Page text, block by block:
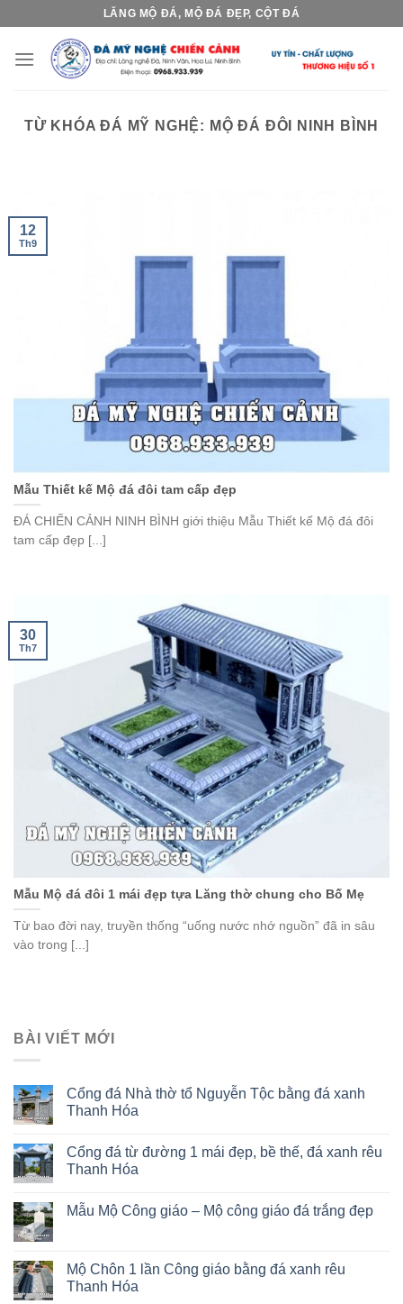
content
LĂNG MỘ ĐÁ, MỘ ĐÁ ĐẸP, CỘT ĐÁ
TỪ KHÓA ĐÁ MỸ NGHỆ: MỘ ĐÁ ĐÔI NINH BÌNH
Mẫu Thiết kế Mộ đá đôi tam cấp đẹp
ĐÁ CHIẾN CẢNH NINH BÌNH giới thiệu Mẫu Thiết kế Mộ đá đôi
tam cấp đẹp [...]
12
Th9
Mẫu Mộ đá đôi 1 mái đẹp tựa Lăng thờ chung cho Bố Mẹ
Từ bao đời nay, truyền thống “uống nước nhớ nguồn” đã in sâu
vào trong [...]
30
Th7
BÀI VIẾT MỚI
Cổng đá Nhà thờ tổ Nguyễn Tộc bằng đá xanh
Thanh Hóa
Cổng đá từ đường 1 mái đẹp, bề thế, đá xanh rêu
Thanh Hóa
Mẫu Mộ Công giáo – Mộ công giáo đá trắng đẹp
Mộ Chôn 1 lần Công giáo bằng đá xanh rêu
Thanh Hóa